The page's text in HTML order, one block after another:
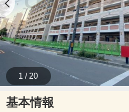
1 / 20
基本情報